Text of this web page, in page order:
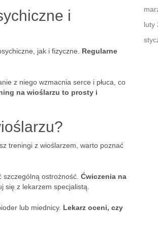
i
jak i fizyczne. Regularne
z niego wzmacnia serce i płuca, co
na wioślarzu to prosty i
treningi z wioślarzem, warto poznać
ostrożność. Ćwiczenia na
się z lekarzem specjalistą.
lub miednicy. Lekarz oceni, czy
luty